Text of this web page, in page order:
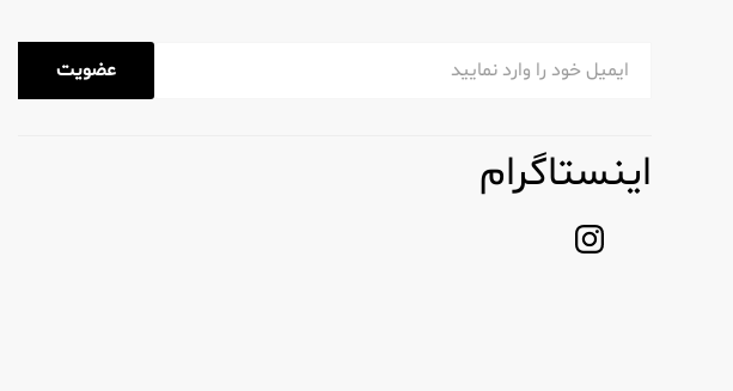
عضویت
اینستاگرام